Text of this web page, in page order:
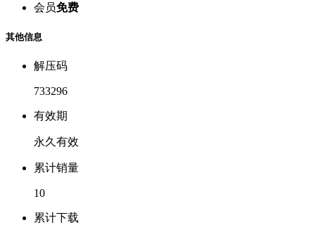
会员免费
其他信息
解压码
733296
有效期
永久有效
累计销量
10
累计下载